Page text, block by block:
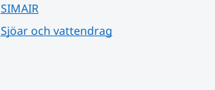
SIMAIR
Sjöar och vattendrag